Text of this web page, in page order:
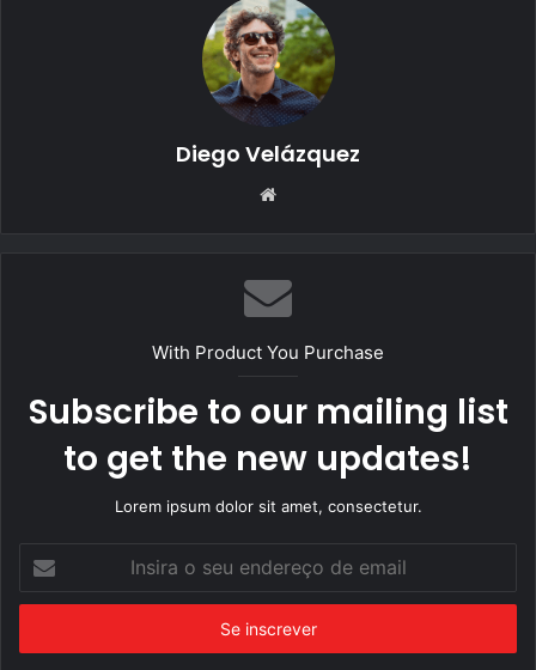
Diego Velázquez
Website
With Product You Purchase
Subscribe to our mailing list
to get the new updates!
Lorem ipsum dolor sit amet, consectetur.
seu
de